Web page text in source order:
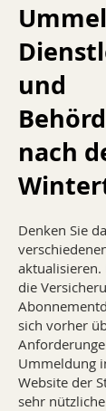
und
nach
Denken Sie
aktualisieren.
die
sich vorher
Ummeldung
Website der
sehr